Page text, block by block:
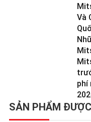
Và
phí
SẢN PHẨM